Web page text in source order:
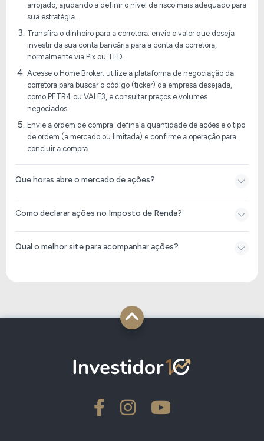
arrojado, ajudando a definir o nível de risco mais adequado para
sua estratégia.
Transfira o dinheiro para a corretora: envie o valor que deseja
investir da sua conta bancária para a conta da corretora,
normalmente via Pix ou TED.
Acesse o Home Broker: utilize a plataforma de negociação da
corretora para buscar o código (ticker) da empresa desejada,
como PETR4 ou VALE3, e consultar preços e volumes
negociados.
Envie a ordem de compra: defina a quantidade de ações e o tipo
de ordem (a mercado ou limitada) e confirme a operação para
concluir a compra.
Que horas abre o mercado de ações?
Como declarar ações no Imposto de Renda​?
Qual o melhor site para acompanhar ações?